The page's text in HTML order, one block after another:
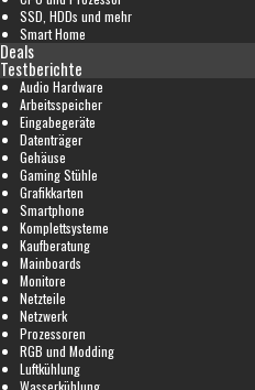
SSD, HDDs und mehr
Smart Home
Deals
Testberichte
Audio Hardware
Arbeitsspeicher
Eingabegeräte
Datenträger
Gehäuse
Gaming Stühle
Grafikkarten
Smartphone
Komplettsysteme
Kaufberatung
Mainboards
Monitore
Netzteile
Netzwerk
Prozessoren
RGB und Modding
Luftkühlung
Wasserkühlung